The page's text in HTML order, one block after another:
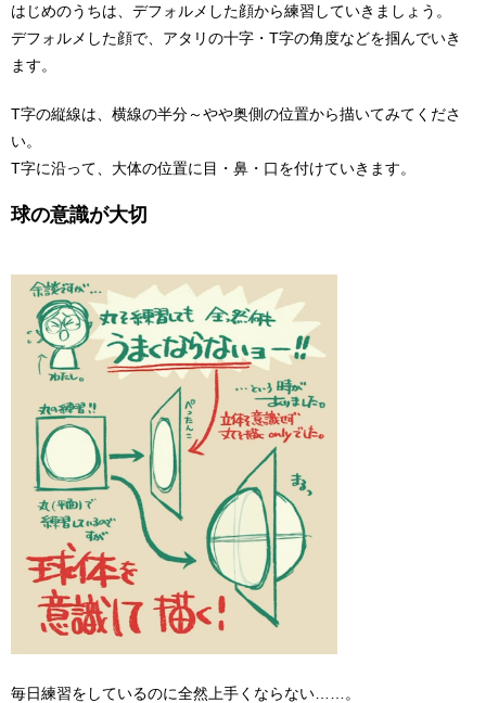
はじめのうちは、デフォルメした顔から練習していきましょう。
デフォルメした顔で、アタリの十字・T字の角度などを掴んでいき
ます。
T字の縦線は、横線の半分～やや奥側の位置から描いてみてくださ
い。
T字に沿って、大体の位置に目・鼻・口を付けていきます。
球の意識が大切
毎日練習をしているのに全然上手くならない……。